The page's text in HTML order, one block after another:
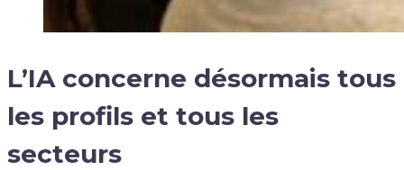
L’IA concerne désormais tous
les profils et tous les
secteurs